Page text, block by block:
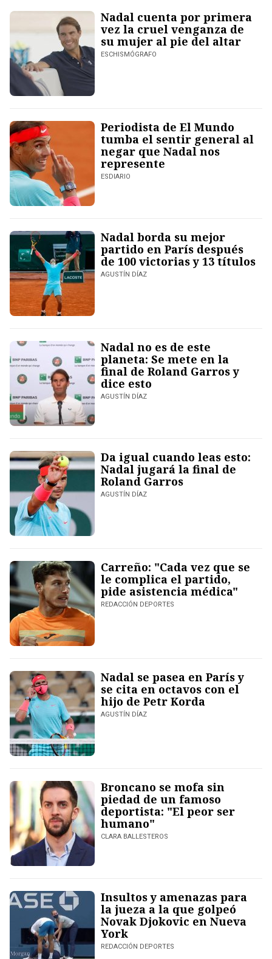
Nadal cuenta por primera
vez la cruel venganza de
su mujer al pie del altar
ESCHISMÓGRAFO
Periodista de El Mundo
tumba el sentir general al
negar que Nadal nos
represente
ESDIARIO
Nadal borda su mejor
partido en París después
de 100 victorias y 13 títulos
AGUSTÍN DÍAZ
Nadal no es de este
planeta: Se mete en la
final de Roland Garros y
dice esto
AGUSTÍN DÍAZ
Da igual cuando leas esto:
Nadal jugará la final de
Roland Garros
AGUSTÍN DÍAZ
Carreño: "Cada vez que se
le complica el partido,
pide asistencia médica"
REDACCIÓN DEPORTES
Nadal se pasea en París y
se cita en octavos con el
hijo de Petr Korda
AGUSTÍN DÍAZ
Broncano se mofa sin
piedad de un famoso
deportista: "El peor ser
humano"
CLARA BALLESTEROS
Insultos y amenazas para
la jueza a la que golpeó
Novak Djokovic en Nueva
York
REDACCIÓN DEPORTES